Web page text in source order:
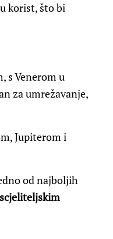
korist, što bi
s Venerom u
za umrežavanje,
Jupiterom i
od najboljih